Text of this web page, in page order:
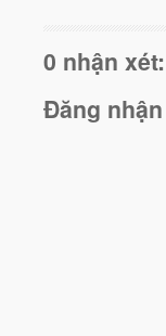
0 nhận xét:
Đăng